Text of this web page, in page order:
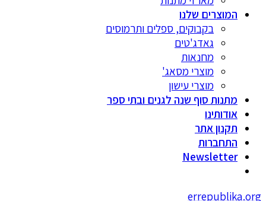
המוצרים שלנו
בקבוקים, ספלים ותרמוסים
גאדג'טים
מחנאות
מוצרי מסאג'
מוצרי עישון
מתנות סוף שנה לגנים ובתי ספר
אודותינו
תקנון אתר
התחברות
Newsletter
errepublika.org